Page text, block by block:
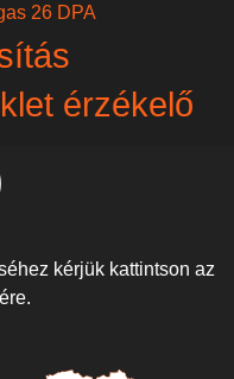
26 DPA
érzékelő
kérjük kattintson az